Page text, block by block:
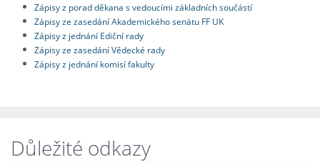
Zápisy z porad děkana s vedoucími základních součástí
Zápisy ze zasedání Akademického senátu FF UK
Zápisy z jednání Ediční rady
Zápisy ze zasedání Vědecké rady
Zápisy z jednání komisí fakulty
Důležité odkazy